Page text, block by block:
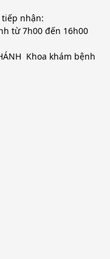
tiếp nhận:
từ 7h00 đến 16h00
Khoa khám bệnh